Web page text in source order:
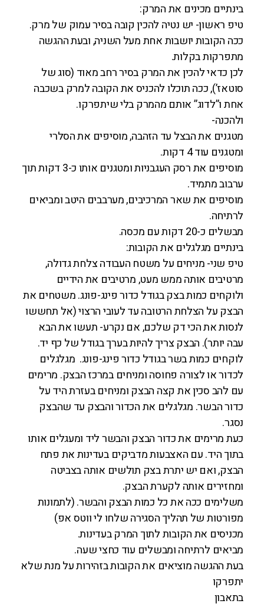
בינתיים מכינים את המרק:
טיפ ראשון- יש נטיה להכין קובה בסיר עמוק של מרק.
ככה הקובות יושבות אחת מעל השניה, ובעת ההגשה
מתפרקות בקלות.
לכן כדאי להכין את המרק בסיר רחב מאוד (סוג של
סוטאז’), ככה תוכלו להכניס את הקובה למרק בשכבה
אחת ו”לדוג” אותם מהמרק בלי שיתפרקו.
ולהכנה-
מטגנים את הבצל עד הזהבה, מוסיפים את הסלרי
ומטגנים עוד 4 דקות.
מוסיפים את רסק העגבניות ומטגנים אותו כ-3 דקות תוך
ערבוב מתמיד.
מוסיפים את שאר המרכיבים, מערבבים היטב ומביאים
לרתיחה.
מבשלים כ-20 דקות עם מכסה.
בינתיים מגלגלים את הקובות:
טיפ שני- מניחים על משטח העבודה צלחת גדולה,
מרטיבים אותה ממש מעט, מרטיבים את הידיים
ולוקחים כמות בצק בגודל כדור פינג-פונג. משטחים את
הבצק על הצלחת הרטובה עד לעובי הרצוי (אל תחששו
לנסות את הכי דק שלכם, אם נקרע- תעשו את הבא
עבה יותר). הבצק צריך להיות בערך בגודל של כף יד.
לוקחים כמות בשר בגודל כדור פינג-פונג. מגלגלים
לכדור או לצורה פחוסה ומניחים במרכז הבצק. מרימים
עם להב סכין את קצה הבצק ומניחים בעזרת היד על
כדור הבשר. מגלגלים את הכדור והבצק עד שהבצק
נסגר.
כעת מרימים את כדור הבצק והבשר ליד ומעגלים אותו
בתוך היד. עם האצבעות מדביקים בעדינות את פתח
הבצק, ואם יש יתרת בצק תולשים אותה בצביטה
ומחזירים אותה לקערת הבצק.
משלימים ככה את כל כמות הבצק והבשר. (לתמונות
מפורטות של תהליך הסגירה שלחו לי ווטס אפ)
מכניסים את הקובות לתוך המרק בעדינות.
מביאים לרתיחה ומבשלים עוד כחצי שעה.
בעת ההגשה מוציאים את הקובות בזהירות על מנת שלא
יתפרקו
בתאבון